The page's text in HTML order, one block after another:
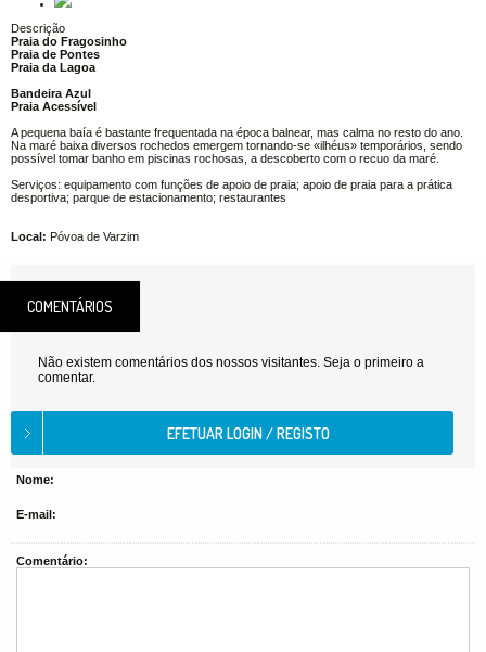
Descrição
Praia do Fragosinho
Praia de Pontes
Praia da Lagoa
Bandeira Azul
Praia Acessível
A pequena baía é bastante frequentada na época balnear, mas calma no resto do ano.
Na maré baixa diversos rochedos emergem tornando-se «ilhéus» temporários, sendo
possível tomar banho em piscinas rochosas, a descoberto com o recuo da maré.
Serviços: equipamento com funções de apoio de praia; apoio de praia para a prática
desportiva; parque de estacionamento; restaurantes
Local: Póvoa de Varzim
COMENTÁRIOS
Não existem comentários dos nossos visitantes. Seja o primeiro a
comentar.
Nome:
E-mail:
Comentário: